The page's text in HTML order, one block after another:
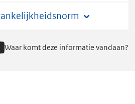
Waar komt deze informatie vandaan?